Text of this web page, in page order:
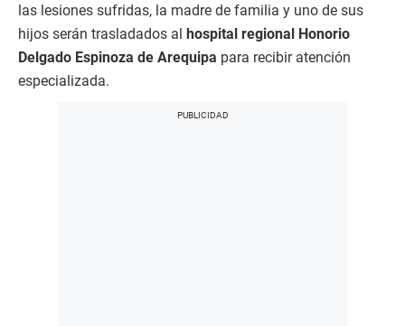
las lesiones sufridas, la madre de familia y uno de sus
hijos serán trasladados al hospital regional Honorio
Delgado Espinoza de Arequipa para recibir atención
especializada.